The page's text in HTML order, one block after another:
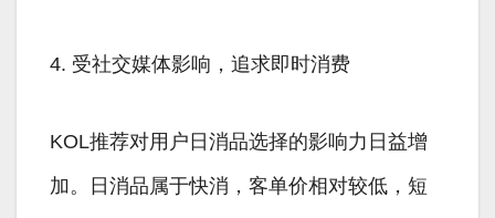
4. 受社交媒体影响，追求即时消费
KOL推荐对用户日消品选择的影响力日益增
加。日消品属于快消，客单价相对较低，短